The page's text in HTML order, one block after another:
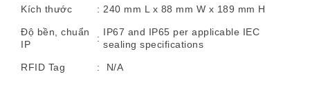
Kích thước
: 240 mm L x 88 mm W x 189 mm H
Độ bền, chuẩn
IP
:
IP67 and IP65 per applicable IEC
sealing specifications
RFID Tag : N/A